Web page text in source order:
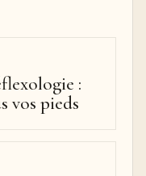
:
vos pieds